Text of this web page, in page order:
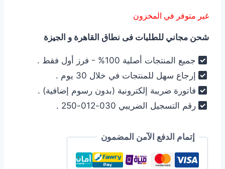
هو:
3.499,00 EGP.
3.399,00 EGP.
غير متوفر في المخزون
شحن مجاني للطلبات فى نطاق القاهرة و الجيزة
جميع المنتجات أصلية 100% - فرز أول فقط .
إرجاع سهل للمنتجات في خلال 30 يوم .
فاتورة ضريبة إلكترونية (بدون رسوم إضافية) .
رقم التسجيل الضريبي 030-012-250 .
إتمام الدفع الآمن المضمون